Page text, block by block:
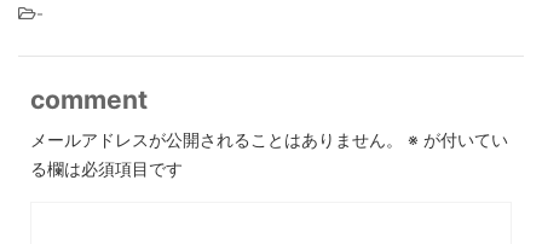
-
comment
メールアドレスが公開されることはありません。 ※ が付いてい
る欄は必須項目です